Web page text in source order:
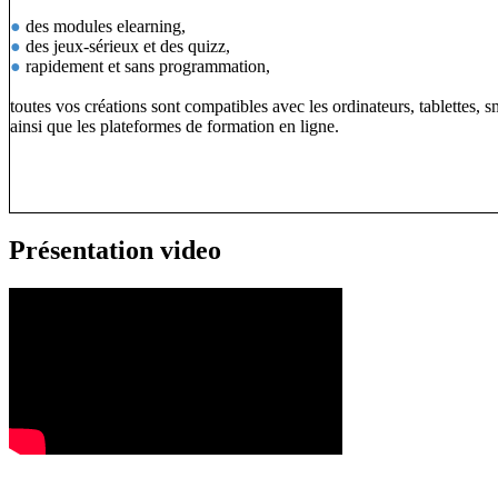
● des modules elearning,
● des jeux-sérieux et des quizz,
● rapidement et sans programmation,
toutes vos créations sont compatibles avec les ordinateurs, tablettes,
ainsi que les plateformes de formation en ligne.
Présentation video